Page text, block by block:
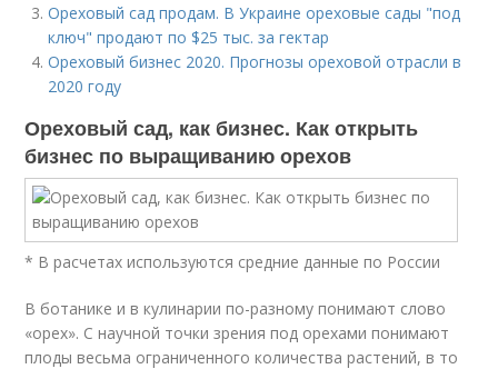
Ореховый сад продам. В Украине ореховые сады "под
ключ" продают по $25 тыс. за гектар
Ореховый бизнес 2020. Прогнозы ореховой отрасли в
2020 году
Ореховый сад, как бизнес. Как открыть
бизнес по выращиванию орехов
* В расчетах используются средние данные по России
В ботанике и в кулинарии по-разному понимают слово
«орех». С научной точки зрения под орехами понимают
плоды весьма ограниченного количества растений, в то